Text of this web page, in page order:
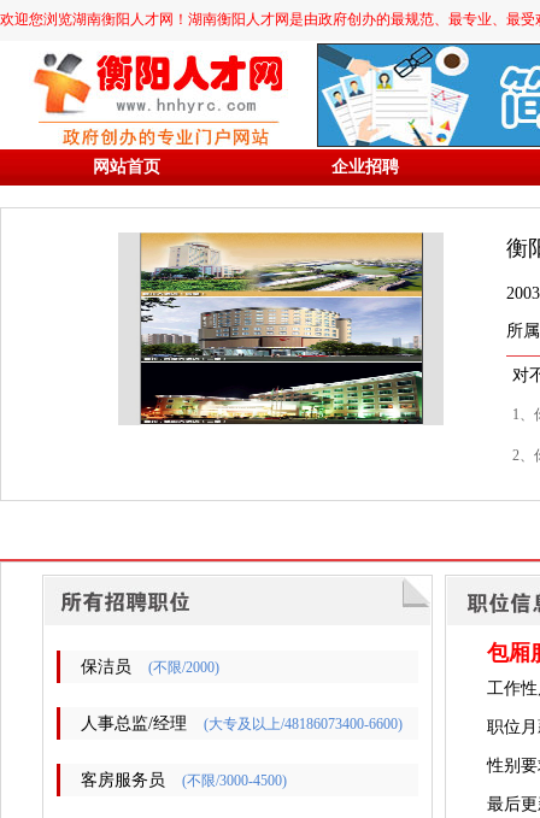
欢迎您浏览湖南衡阳人才网！湖南衡阳人才网是由政府创办的最规范、最专业、最
网站首页 企业招聘
衡
所
对
1、
2、
保洁员 (不限/2000)
人事总监/经理 (大专及以上/48186073400-6600)
客房服务员 (不限/3000-4500)
包厢
工作
职位月
性别
最后